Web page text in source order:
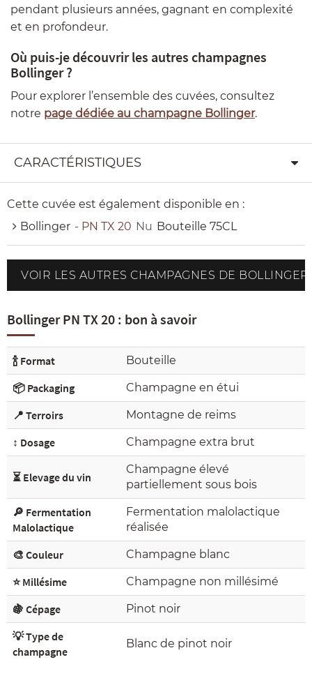
pendant plusieurs années, gagnant en complexité
et en profondeur.
Où puis-je découvrir les autres champagnes
Bollinger ?
Pour explorer l’ensemble des cuvées, consultez
notre page dédiée au champagne Bollinger.
CARACTÉRISTIQUES
Cette cuvée est également disponible en :
Bollinger - PN TX 20 Nu Bouteille 75CL
VOIR LES AUTRES CHAMPAGNES DE BOLLINGER
Bollinger PN TX 20 : bon à savoir
🍾 Format Bouteille
📦 Packaging Champagne en étui
📍 Terroirs Montagne de reims
↕️ Dosage Champagne extra brut
⏳ Elevage du vin
Champagne élevé
partiellement sous bois
🔎 Fermentation
Malolactique
Fermentation malolactique
réalisée
🎨 Couleur Champagne blanc
⭐ Millésime Champagne non millésimé
🍇 Cépage Pinot noir
💡 Type de
champagne
Blanc de pinot noir